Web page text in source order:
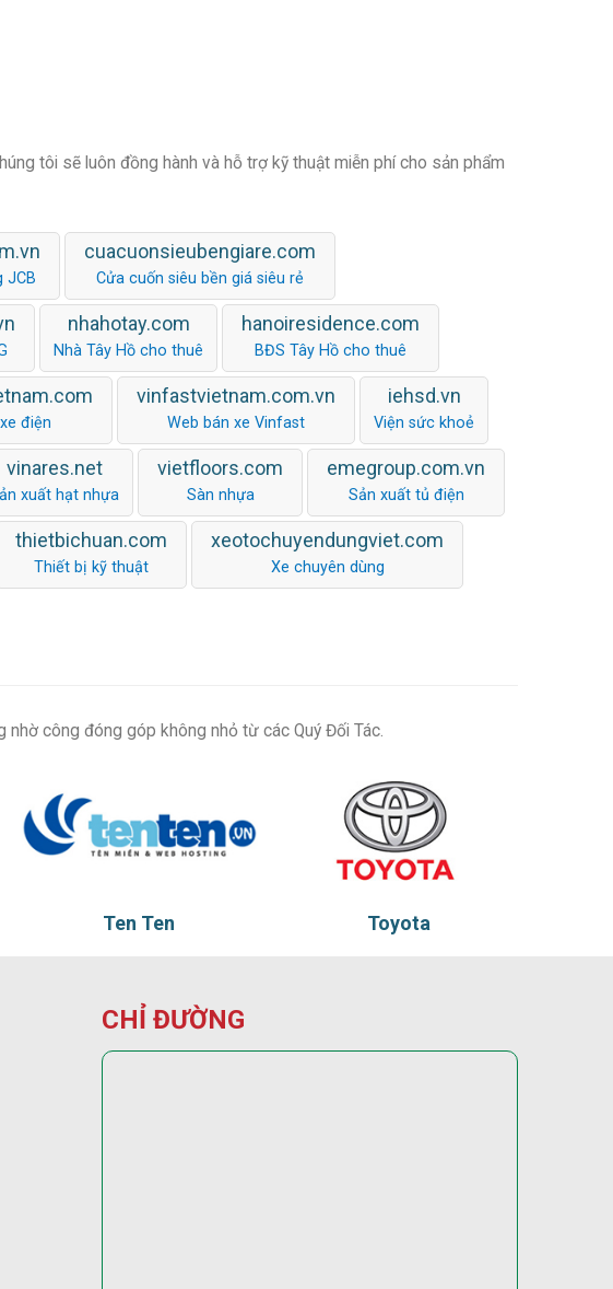
tôi sẽ luôn đồng hành và hỗ trợ kỹ thuật miễn phí cho sản phẩm
JCB
cuacuonsieubengiare.com
Cửa cuốn siêu bền giá siêu rẻ
nhahotay.com
Nhà Tây Hồ cho thuê
hanoiresidence.com
BĐS Tây Hồ cho thuê
điện
vinfastvietnam.com.vn
Web bán xe Vinfast
iehsd.vn
Viện sức khoẻ
vinares.net
xuất hạt nhựa
vietfloors.com
Sàn nhựa
emegroup.com.vn
Sản xuất tủ điện
thietbichuan.com
Thiết bị kỹ thuật
xeotochuyendungviet.com
Xe chuyên dùng
nhờ công đóng góp không nhỏ từ các Quý Đối Tác.
Toyota Tadu
CHỈ ĐƯỜNG